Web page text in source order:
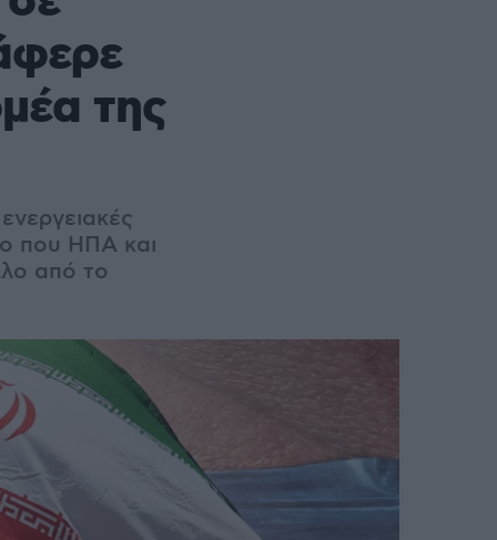
της
ενεργειακές
που ΗΠΑ και
από το